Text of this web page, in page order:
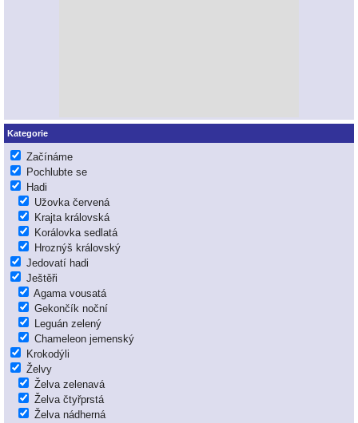
Kategorie
Začínáme
Pochlubte se
Hadi
Užovka červená
Krajta královská
Korálovka sedlatá
Hroznýš královský
Jedovatí hadi
Ještěři
Agama vousatá
Gekončík noční
Leguán zelený
Chameleon jemenský
Krokodýli
Želvy
Želva zelenavá
Želva čtyřprstá
Želva nádherná